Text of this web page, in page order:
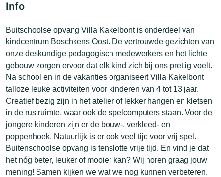
Info
Buitschoolse opvang Villa Kakelbont is onderdeel van
kindcentrum Boschkens Oost. De vertrouwde gezichten van
onze deskundige pedagogisch medewerkers en het lichte
gebouw zorgen ervoor dat elk kind zich bij ons prettig voelt.
Na school en in de vakanties organiseert Villa Kakelbont
talloze leuke activiteiten voor kinderen van 4 tot 13 jaar.
Creatief bezig zijn in het atelier of lekker hangen en kletsen
in de rustruimte, waar ook de spelcomputers staan. Voor de
jongere kinderen zijn er de bouw-, verkleed- en
poppenhoek. Natuurlijk is er ook veel tijd voor vrij spel.
Buitenschoolse opvang is tenslotte vrije tijd. En vind je dat
het nóg beter, leuker of mooier kan? Wij horen graag jouw
mening! Samen kijken we wat we nog kunnen verbeteren.